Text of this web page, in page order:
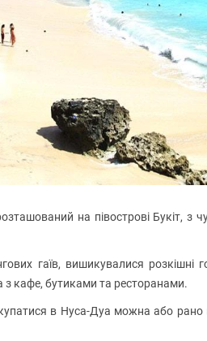
на півострові Букіт,
гаїв, вишикувалися
з кафе, бутиками та ресторанами.
в Нуса-Дуа можна або рано